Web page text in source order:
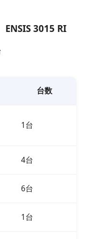
3015 RI
台数
1台
4台
6台
1台